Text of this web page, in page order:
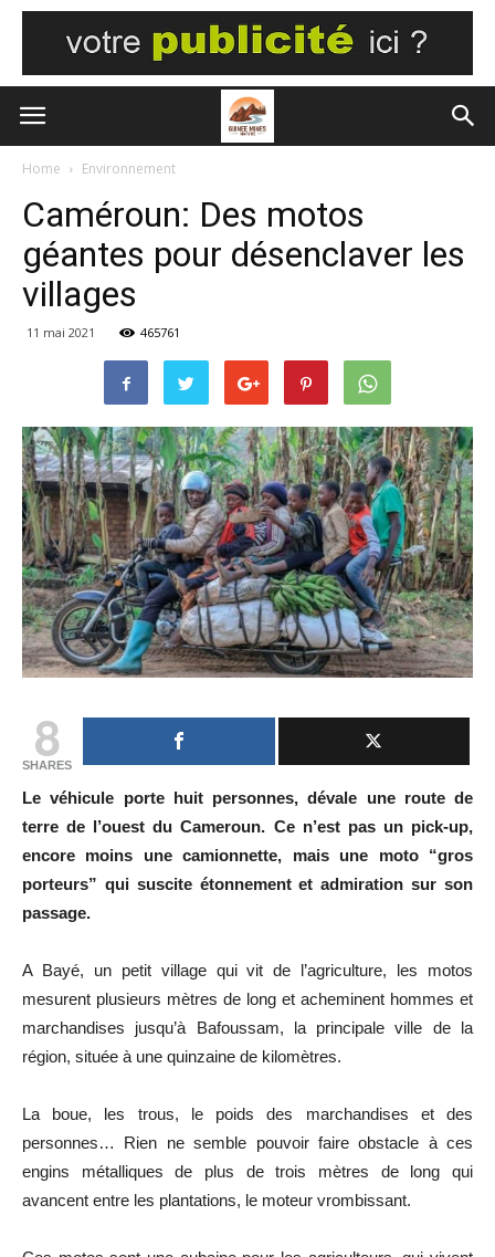
Home Environnement
Caméroun: Des motos
géantes pour désenclaver les
villages
11 mai 2021 465761
8
SHARES
Le véhicule porte huit personnes, dévale une route de
terre de l’ouest du Cameroun. Ce n’est pas un pick-up,
encore moins une camionnette, mais une moto “gros
porteurs” qui suscite étonnement et admiration sur son
passage.
A Bayé, un petit village qui vit de l’agriculture, les motos
mesurent plusieurs mètres de long et acheminent hommes et
marchandises jusqu’à Bafoussam, la principale ville de la
région, située à une quinzaine de kilomètres.
La boue, les trous, le poids des marchandises et des
personnes… Rien ne semble pouvoir faire obstacle à ces
engins métalliques de plus de trois mètres de long qui
avancent entre les plantations, le moteur vrombissant.